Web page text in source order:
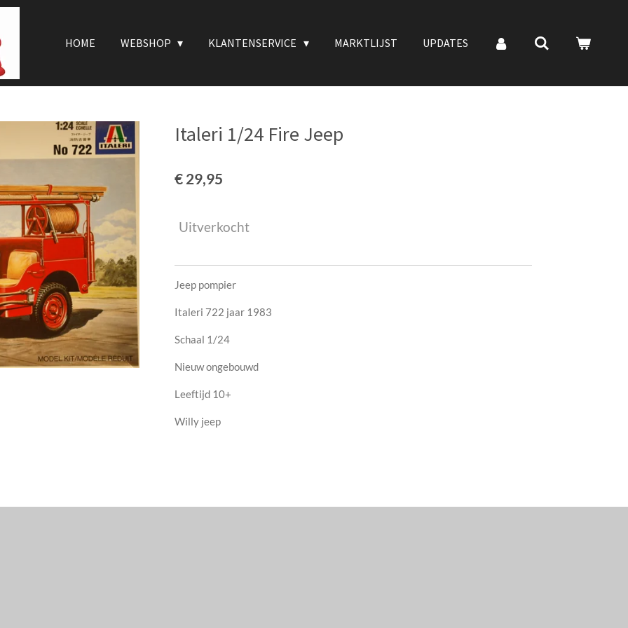
HOME WEBSHOP KLANTENSERVICE MARKTLIJST UPDATES
Italeri 1/24 Fire Jeep
€ 29,95
Uitverkocht
Jeep pompier
Italeri 722 jaar 1983
Schaal 1/24
Nieuw ongebouwd
Leeftijd 10+
Willy jeep